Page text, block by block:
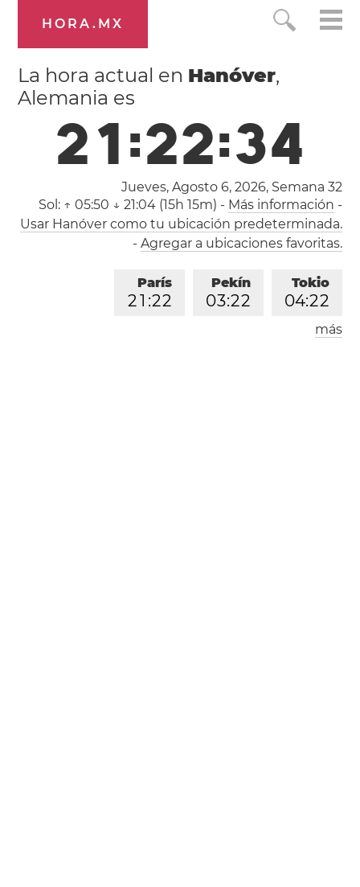
HORA.MX
La hora actual en Hanóver,
Alemania es
21:22:35
Jueves, Agosto 6, 2026, Semana 32
Sol: ↑ 05:50 ↓ 21:04 (15h 15m) - Más información -
Usar Hanóver como tu ubicación predeterminada.
- Agregar a ubicaciones favoritas.
Tokio
04:22
Pekín
03:22
París
21 :22
Londres
más